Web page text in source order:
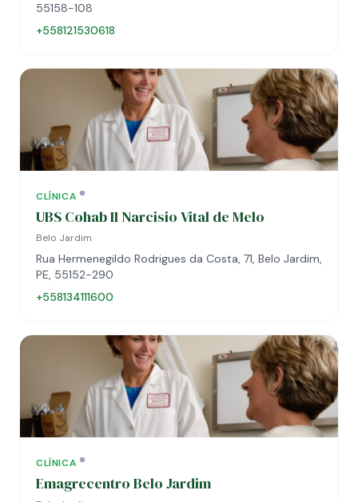
55158-108
+558121530618
CLÍNICA
UBS Cohab II Narcisio Vital de Melo
Belo Jardim
Rua Hermenegildo Rodrigues da Costa, 71, Belo Jardim,
PE, 55152-290
+558134111600
CLÍNICA
Emagrecentro Belo Jardim